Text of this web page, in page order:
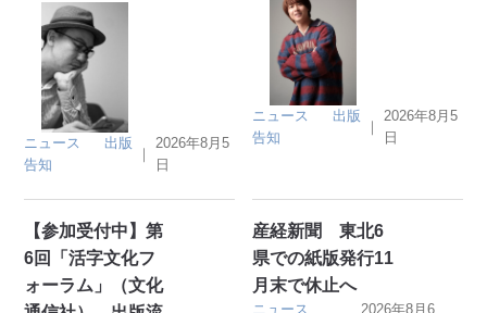
ニュース
出版
告知
｜
2026年8月5
日
ニュース
出版
告知
｜
2026年8月5
日
【参加受付中】第
6回「活字文化フ
ォーラム」（文化
産経新聞 東北6
県での紙版発行11
月末で休止へ
ニュース 2026年8月6